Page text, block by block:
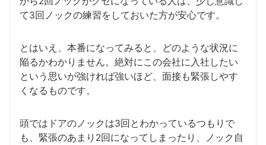
て3回ノックの練習をしておいた方が安心です。
とはいえ、本番になってみると、どのような状況に
陥るかわかりません。絶対にこの会社に入社したい
という思いが強ければ強いほど、面接も緊張しやす
くなるものです。
頭ではドアのノックは3回とわかっているつもりで
も、緊張のあまり2回になってしまったり、ノック自